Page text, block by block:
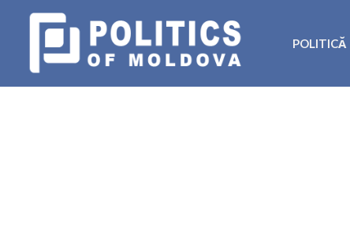
POLITICĂ